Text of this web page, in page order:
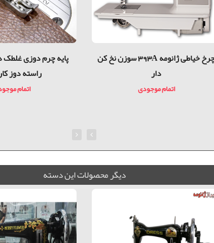
پايه چرم دوزی غلطک
راسته دوز
اتمام
چرخ خیاطی ژانومه 393A سوزن نخ کن
دار
اتمام موجودی
ديگر محصولات اين دسته